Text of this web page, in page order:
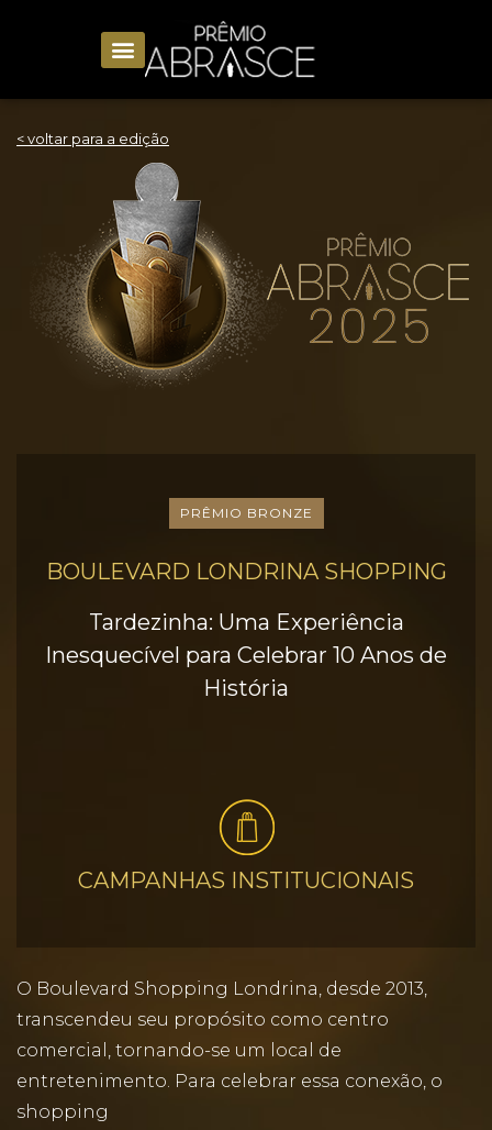
< voltar para a edição
PRÊMIO BRONZE
BOULEVARD LONDRINA SHOPPING
Tardezinha: Uma Experiência
Inesquecível para Celebrar 10 Anos de
História
CAMPANHAS INSTITUCIONAIS
O Boulevard Shopping Londrina, desde 2013,
transcendeu seu propósito como centro
comercial, tornando-se um local de
entretenimento. Para celebrar essa conexão, o
shopping